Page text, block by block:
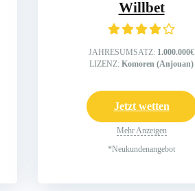
Willbet
JAHRESUMSATZ: 1.000.000€
LIZENZ: Komoren (Anjouan)
Jetzt wetten
Mehr Anzeigen
*Neukundenangebot